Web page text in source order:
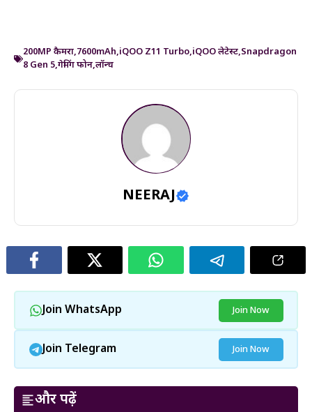
200MP कैमरा,7600mAh,iQOO Z11 Turbo,iQOO लेटेस्ट,Snapdragon
8 Gen 5,गेमिंग फोन,लॉन्च
NEERAJ
Join WhatsApp Join Now
Join Telegram Join Now
और पढ़ें